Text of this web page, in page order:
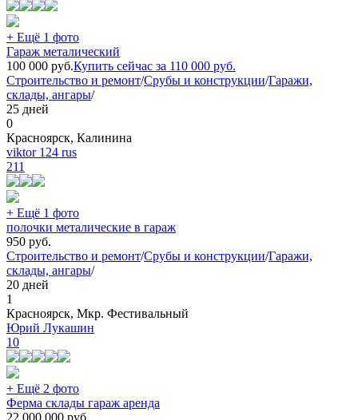
+ Ещё 1 фото
Гараж металический
100 000 руб.Купить сейчас за 110 000 руб.
Строительство и ремонт/Срубы и конструкции/Гаражи,
склады, ангары/
25 дней
0
Красноярск, Калинина
viktor 124 rus
211
+ Ещё 1 фото
полочки металические в гараж
950 руб.
Строительство и ремонт/Срубы и конструкции/Гаражи,
склады, ангары/
20 дней
1
Красноярск, Мкр. Фестивальный
Юрий Лукашин
10
+ Ещё 2 фото
Ферма склады гараж аренда